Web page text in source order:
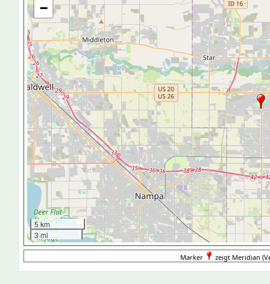
−
5 km
3 mi
Marker zeigt Meridian